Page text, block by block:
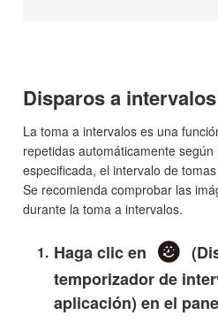
Disparos a intervalos
La toma a intervalos es una
repetidas automáticamente
especificada, el intervalo de
Se recomienda comprobar las
durante la toma a intervalos.
Haga clic en
temporizador de
aplicación) en el